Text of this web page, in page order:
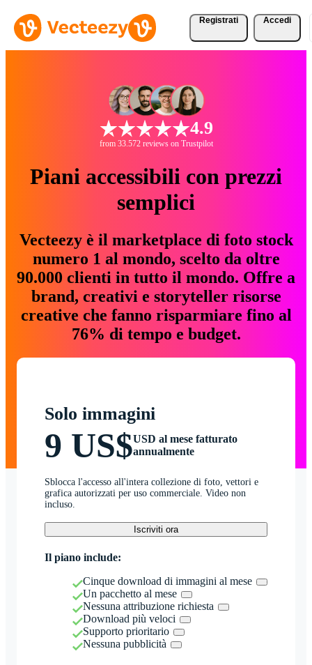
Registrati Accedi
4.9
from 33.572 reviews on Trustpilot
Piani accessibili con prezzi
semplici
Vecteezy è il marketplace di foto stock
numero 1 al mondo, scelto da oltre
90.000 clienti in tutto il mondo. Offre a
brand, creativi e storyteller risorse
creative che fanno risparmiare fino al
76% di tempo e budget.
Solo immagini
9 US$USD al mese fatturato
annualmente
Sblocca l'accesso all'intera collezione di foto, vettori e
grafica autorizzati per uso commerciale. Video non
incluso.
Iscriviti ora
Il piano include:
Cinque download di immagini al mese
Un pacchetto al mese
Nessuna attribuzione richiesta
Download più veloci
Supporto prioritario
Nessuna pubblicità